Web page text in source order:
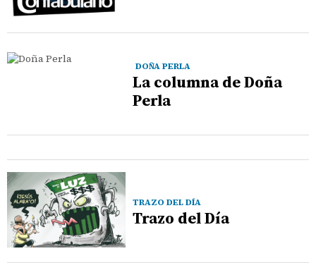
DOÑA PERLA
La columna de Doña
Perla
TRAZO DEL DÍA
Trazo del Día